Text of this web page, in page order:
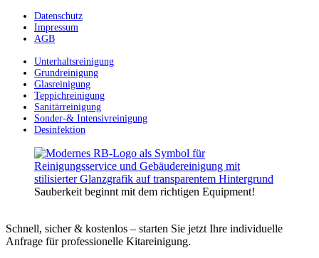
Datenschutz
Impressum
AGB
Unterhaltsreinigung
Grundreinigung
Glasreinigung
Teppichreinigung
Sanitärreinigung
Sonder-& Intensivreinigung
Desinfektion
Sauberkeit beginnt mit dem richtigen Equipment!
Schnell, sicher & kostenlos – starten Sie jetzt Ihre individuelle
Anfrage für professionelle Kitareinigung.